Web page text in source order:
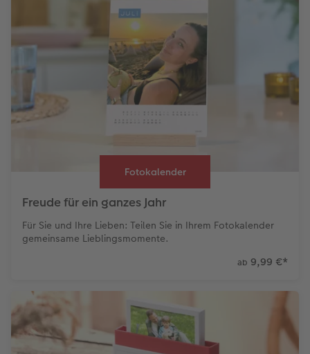
Fotokalender
Freude für ein ganzes Jahr
Für Sie und Ihre Lieben: Teilen Sie in Ihrem Fotokalender
gemeinsame Lieblingsmomente.
ab 9,99 €*